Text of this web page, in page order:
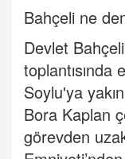
Bahçeli ne
Devlet
toplantısında
Soylu'ya
Bora Kaplan
görevden